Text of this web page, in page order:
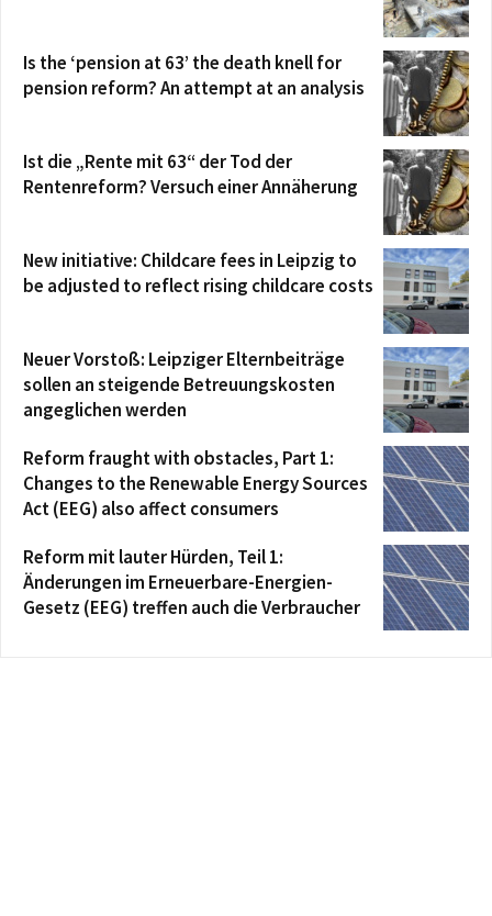
Is the ‘pension at 63’ the death knell for
pension reform? An attempt at an analysis
Ist die „Rente mit 63“ der Tod der
Rentenreform? Versuch einer Annäherung
New initiative: Childcare fees in Leipzig to
be adjusted to reflect rising childcare costs
Neuer Vorstoß: Leipziger Elternbeiträge
sollen an steigende Betreuungskosten
angeglichen werden
Reform fraught with obstacles, Part 1:
Changes to the Renewable Energy Sources
Act (EEG) also affect consumers
Reform mit lauter Hürden, Teil 1:
Änderungen im Erneuerbare-Energien-
Gesetz (EEG) treffen auch die Verbraucher